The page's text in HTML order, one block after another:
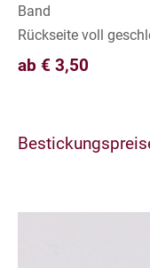
Band
Rückseite voll
ab € 3,50